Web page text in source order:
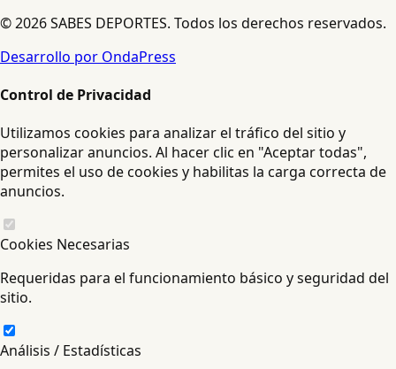
© 2026 SABES DEPORTES. Todos los derechos reservados.
Desarrollo por OndaPress
Control de Privacidad
Utilizamos cookies para analizar el tráfico del sitio y
personalizar anuncios. Al hacer clic en "Aceptar todas",
permites el uso de cookies y habilitas la carga correcta de
anuncios.
Cookies Necesarias
Requeridas para el funcionamiento básico y seguridad del
sitio.
Análisis / Estadísticas